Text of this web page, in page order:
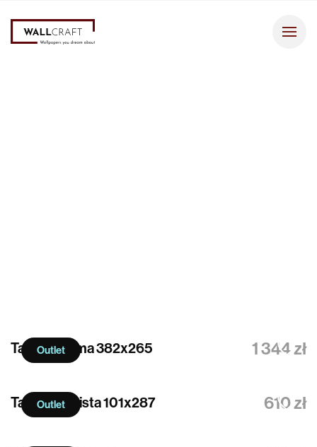
Outlet
Tapeta Calma 382x265 1 344 zł
Outlet
Tapeta Nimista 101x287 610 zł